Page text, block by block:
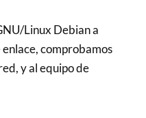
Linux Debian a
comprobamos
y al equipo de